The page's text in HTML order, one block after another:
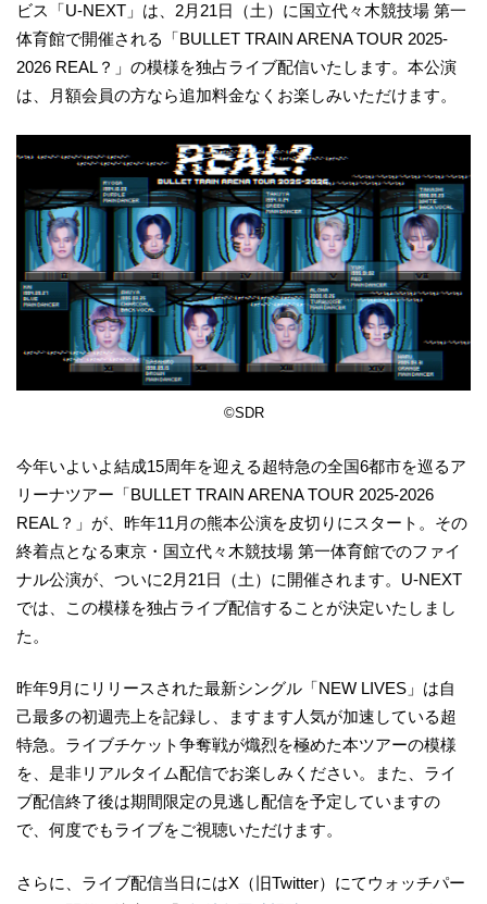
ビス「U-NEXT」は、2月21日（土）に国立代々木競技場 第一
体育館で開催される「BULLET TRAIN ARENA TOUR 2025-
2026 REAL？」の模様を独占ライブ配信いたします。本公演
は、月額会員の方なら追加料金なくお楽しみいただけます。
©SDR
今年いよいよ結成15周年を迎える超特急の全国6都市を巡るア
リーナツアー「BULLET TRAIN ARENA TOUR 2025-2026
REAL？」が、昨年11月の熊本公演を皮切りにスタート。その
終着点となる東京・国立代々木競技場 第一体育館でのファイ
ナル公演が、ついに2月21日（土）に開催されます。U-NEXT
では、この模様を独占ライブ配信することが決定いたしまし
た。
昨年9月にリリースされた最新シングル「NEW LIVES」は自
己最多の初週売上を記録し、ますます人気が加速している超
特急。ライブチケット争奪戦が熾烈を極めた本ツアーの模様
を、是非リアルタイム配信でお楽しみください。また、ライ
ブ配信終了後は期間限定の見逃し配信を予定していますの
で、何度でもライブをご視聴いただけます。
さらに、ライブ配信当日にはX（旧Twitter）にてウォッチパー